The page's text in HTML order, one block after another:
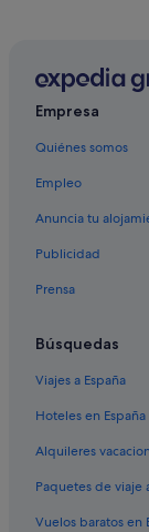
Empresa
Quiénes somos
Empleo
Anuncia tu
Publicidad
Prensa
Búsquedas
Viajes a España
Hoteles en España
Alquileres
Paquetes de viaje
Vuelos baratos en